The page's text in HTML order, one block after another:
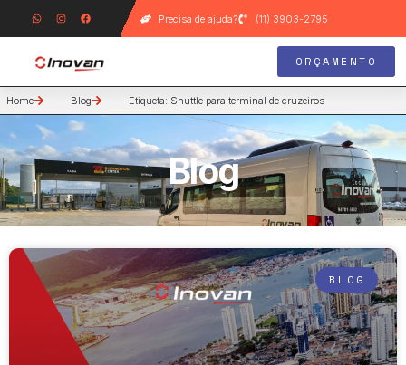
Precisa de ajuda? (11) 3903-2795
ORÇAMENTO
Home Blog Etiqueta: Shuttle para terminal de cruzeiros
Blog
BLOG